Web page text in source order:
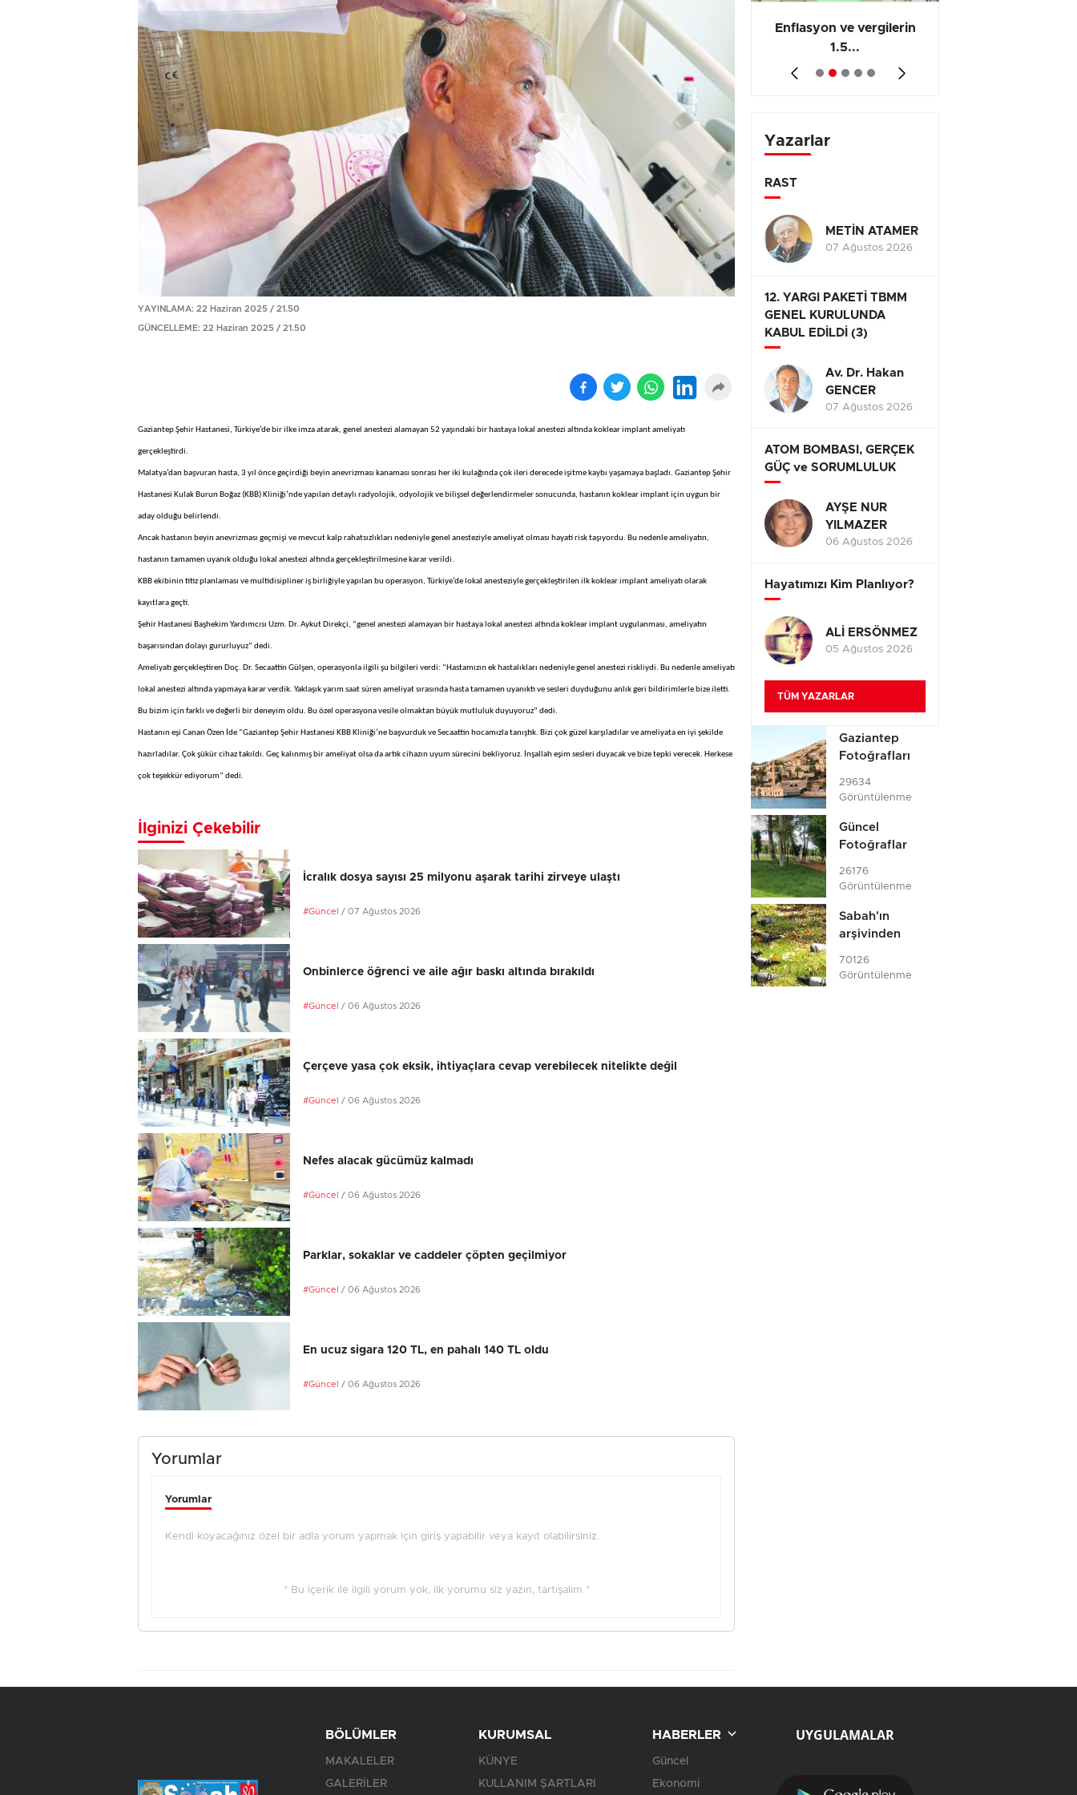
YAYINLAMA: 22 Haziran 2025 / 21.50
GÜNCELLEME: 22 Haziran 2025 / 21.50
Gaziantep Şehir Hastanesi, Türkiye’de bir ilke imza atarak, genel anestezi alamayan 52 yaşındaki bir hastaya lokal anestezi altında koklear implant ameliyatı
gerçekleştirdi.
Malatya’dan başvuran hasta, 3 yıl önce geçirdiği beyin anevrizması kanaması sonrası her iki kulağında çok ileri derecede işitme kaybı yaşamaya başladı. Gaziantep Şehir
Hastanesi Kulak Burun Boğaz (KBB) Kliniği’nde yapılan detaylı radyolojik, odyolojik ve bilişsel değerlendirmeler sonucunda, hastanın koklear implant için uygun bir
aday olduğu belirlendi.
Ancak hastanın beyin anevrizması geçmişi ve mevcut kalp rahatsızlıkları nedeniyle genel anesteziyle ameliyat olması hayati risk taşıyordu. Bu nedenle ameliyatın,
hastanın tamamen uyanık olduğu lokal anestezi altında gerçekleştirilmesine karar verildi.
KBB ekibinin titiz planlaması ve multidisipliner iş birliğiyle yapılan bu operasyon, Türkiye’de lokal anesteziyle gerçekleştirilen ilk koklear implant ameliyatı olarak
kayıtlara geçti.
Şehir Hastanesi Başhekim Yardımcısı Uzm. Dr. Aykut Direkçi, “genel anestezi alamayan bir hastaya lokal anestezi altında koklear implant uygulanması, ameliyatın
başarısından dolayı gururluyuz” dedi.
Ameliyatı gerçekleştiren Doç. Dr. Secaattin Gülşen, operasyonla ilgili şu bilgileri verdi: “Hastamızın ek hastalıkları nedeniyle genel anestezi riskliydi. Bu nedenle ameliyatı
lokal anestezi altında yapmaya karar verdik. Yaklaşık yarım saat süren ameliyat sırasında hasta tamamen uyanıktı ve sesleri duyduğunu anlık geri bildirimlerle bize iletti.
Bu bizim için farklı ve değerli bir deneyim oldu. Bu özel operasyona vesile olmaktan büyük mutluluk duyuyoruz” dedi.
Hastanın eşi Canan Özen İde “Gaziantep Şehir Hastanesi KBB Kliniği’ne başvurduk ve Secaattin hocamızla tanıştık. Bizi çok güzel karşıladılar ve ameliyata en iyi şekilde
hazırladılar. Çok şükür cihaz takıldı. Geç kalınmış bir ameliyat olsa da artık cihazın uyum sürecini bekliyoruz. İnşallah eşim sesleri duyacak ve bize tepki verecek. Herkese
çok teşekkür ediyorum” dedi.
İlginizi Çekebilir
İcralık dosya sayısı 25 milyonu aşarak tarihi zirveye ulaştı
#Güncel / 07 Ağustos 2026
Onbinlerce öğrenci ve aile ağır baskı altında bırakıldı
#Güncel / 06 Ağustos 2026
Çerçeve yasa çok eksik, ihtiyaçlara cevap verebilecek nitelikte değil
#Güncel / 06 Ağustos 2026
Nefes alacak gücümüz kalmadı
#Güncel / 06 Ağustos 2026
Parklar, sokaklar ve caddeler çöpten geçilmiyor
#Güncel / 06 Ağustos 2026
En ucuz sigara 120 TL, en pahalı 140 TL oldu
#Güncel / 06 Ağustos 2026
Yorumlar
Yorumlar
Kendi koyacağınız özel bir adla yorum yapmak için giriş yapabilir veya kayıt olabilirsiniz.
* Bu içerik ile ilgili yorum yok, ilk yorumu siz yazın, tartışalım *
Birçok uyku hastalığının
tan...
En ucuz sigara 120 TL, en
pa...
Enflasyon ve vergilerin
1.5...
Yazarlar
RAST
METİN ATAMER
07 Ağustos 2026
12. YARGI PAKETİ TBMM
GENEL KURULUNDA
KABUL EDİLDİ (3)
Av. Dr. Hakan
GENCER
07 Ağustos 2026
ATOM BOMBASI, GERÇEK
GÜÇ ve SORUMLULUK
AYŞE NUR
YILMAZER
06 Ağustos 2026
Hayatımızı Kim Planlıyor?
ALİ ERSÖNMEZ
05 Ağustos 2026
TÜM YAZARLAR
Gaziantep
Fotoğrafları
29634
Görüntülenme
Güncel
Fotoğraflar
26176
Görüntülenme
Sabah'ın
arşivinden
70126
Görüntülenme
BÖLÜMLER
MAKALELER
GALERİLER
KURUMSAL
KÜNYE
KULLANIM ŞARTLARI
HABERLER
Güncel
Ekonomi
UYGULAMALAR